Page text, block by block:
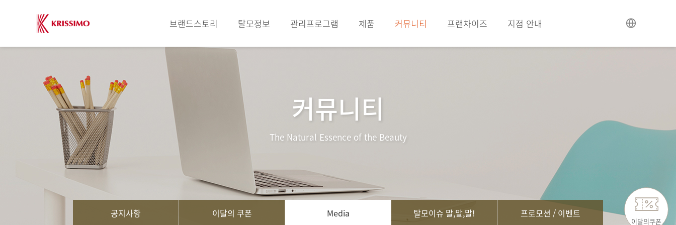
브랜드스토리 탈모정보 관리프로그램 제품 커뮤니티 프랜차이즈 지점 안내
이달의쿠폰
커뮤니티
The Natural Essence of the Beauty
공지사항 이달의 쿠폰 Media 탈모이슈 말,말,말! 프로모션 / 이벤트